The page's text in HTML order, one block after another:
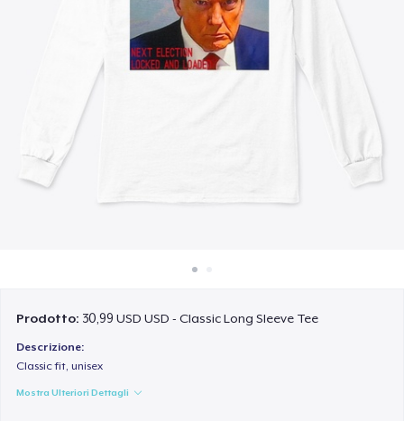
Vendi ovunque
Prodotto: 30,99 USD USD - Classic Long Sleeve Tee
Descrizione:
Classic fit, unisex
Mostra Ulteriori Dettagli